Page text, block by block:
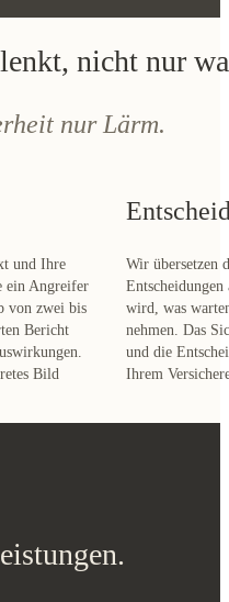
nicht nur
nur Lärm.
und Ihre
ein Angreifer
zwei bis
Bericht
Bild
Wir übersetzen
Entscheidungen
wird, was
nehmen. Das
und die